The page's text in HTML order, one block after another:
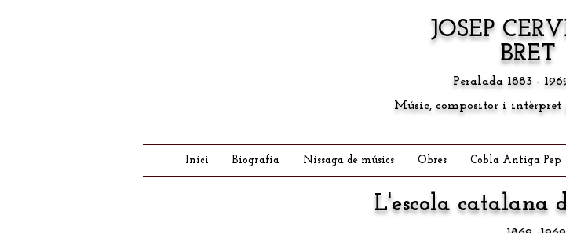
JOSEP
BRET
Peralada 1883 -
Músic, compositor i intèrpret
Inici Biografia Nissaga de músics Obres Cobla Antiga Pep
L'escola catalana